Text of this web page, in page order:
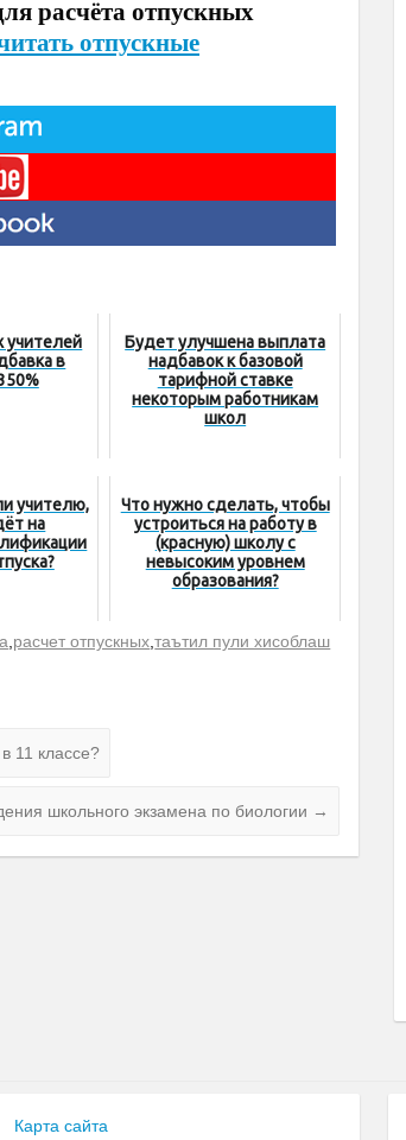
расчёта отпускных
отпускные
учителей
в
Будет улучшена выплата
надбавок к базовой
тарифной ставке
некоторым работникам
школ
учителю,
на
Что нужно сделать, чтобы
устроиться на работу в
(красную) школу с
невысоким уровнем
образования?
расчет отпускных ,таътил пули хисоблаш
11 классе?
школьного экзамена по биологии →
Карта сайта